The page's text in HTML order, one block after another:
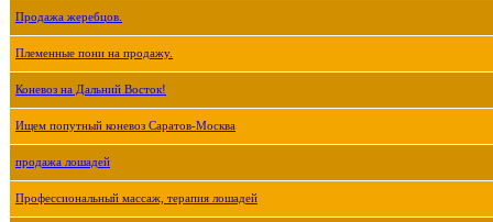
Продажа жеребцов.
Племенные пони на продажу.
Коневоз на Дальний Восток!
Ищем попутный коневоз Саратов-Москва
продажа лошадей
Профессиональный массаж, терапия лошадей